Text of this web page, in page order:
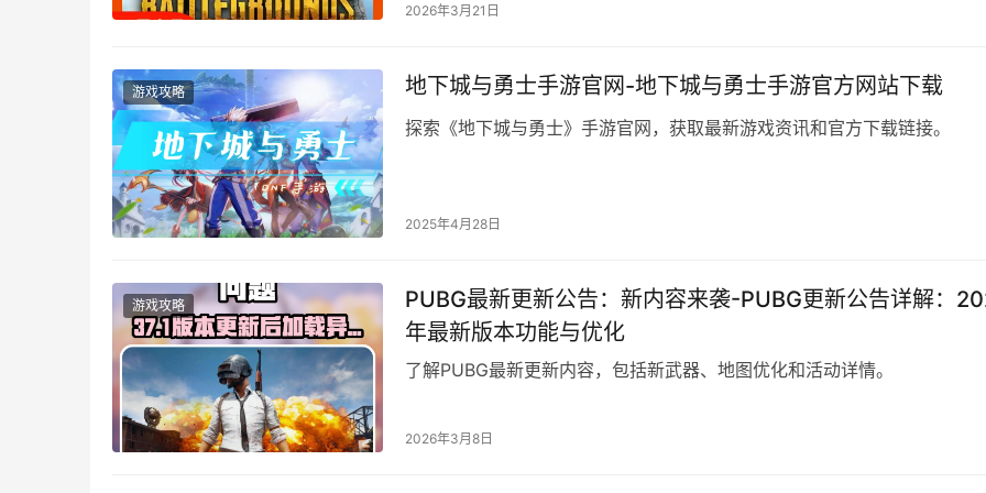
2026年3月21日
游戏攻略 地下城与勇士手游官网-地下城与勇士手游官方网站下载
探索《地下城与勇士》手游官网，获取最新游戏资讯和官方下载链接。
2025年4月28日
游戏攻略
PUBG最新更新公告：新内容来袭-PUBG更新公告详解：
年最新版本功能与优化
了解PUBG最新更新内容，包括新武器、地图优化和活动详情。
2026年3月8日